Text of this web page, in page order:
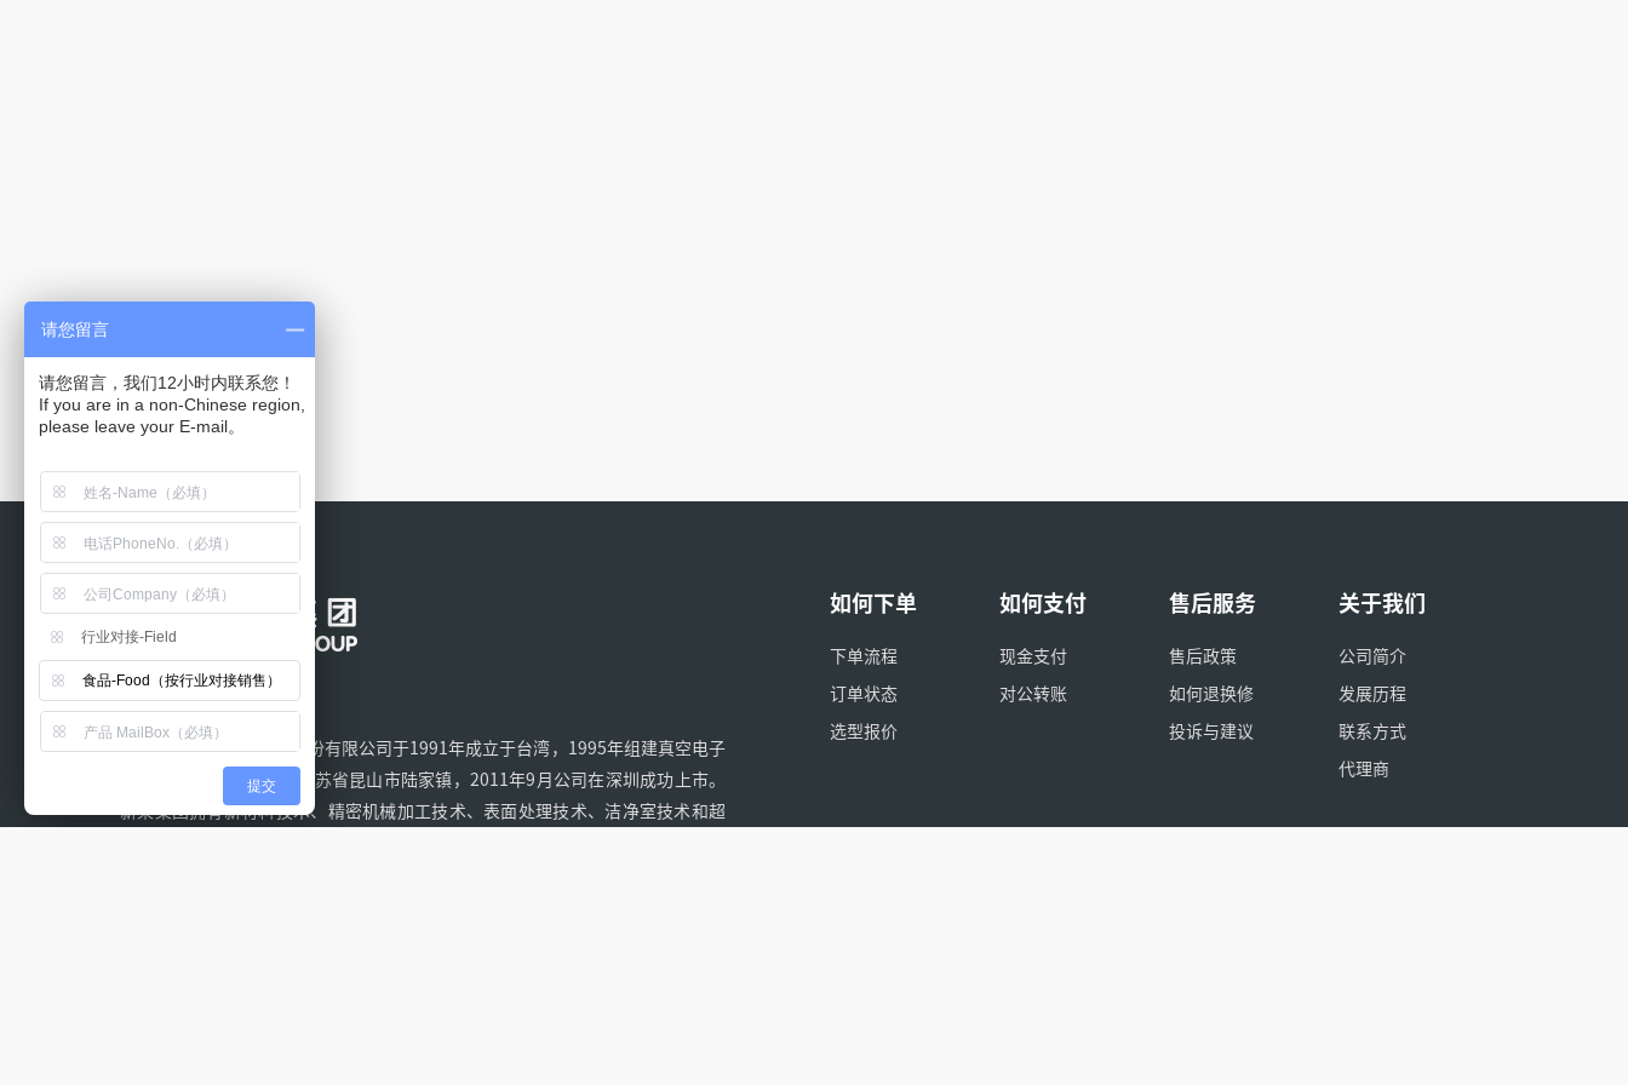
昆山新莱洁净应用材料股份有限公司于1991年成立于台湾，1995年组建真空电子
部门，2000年总部迁至江苏省昆山市陆家镇，2011年9月公司在深圳成功上市。
新莱集团拥有新材料技术、精密机械加工技术、表面处理技术、洁净室技术和超
如何下单
下单流程
订单状态
选型报价
如何支付
现金支付
对公转账
售后服务
售后政策
如何退换修
投诉与建议
关于我们
公司简介
发展历程
联系方式
代理商
请您留言
请您留言，我们12小时内联系您！
If you are in a non-Chinese region,
行业对接-Field
食品-Food（按行业对接销售）
提交